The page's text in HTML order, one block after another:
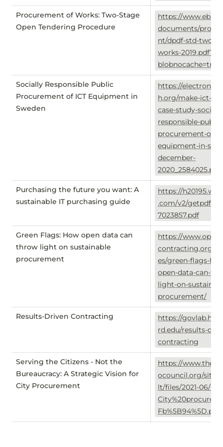
Procurement of Works: Two-Stage
Open Tendering Procedure
https://
documents/
nt/dpdf-std-two-
works-2019.pdf?
blobnocache=true
Socially Responsible Public
Procurement of ICT Equipment in
Sweden
https://
h.org/make-ict-
case-study-
responsible-
procurement-of-
equipment-in-
december-
2020_2584025.pdf
Purchasing the future you want: A
sustainable IT purchasing guide
https://
.com/v2/
7023857.pdf
Green Flags: How open data can
throw light on sustainable
procurement
https://www.open-
contracting.org/
es/green-flags-
open-data-can-
light-on-
procurement/
Results-Driven Contracting
https://
rd.edu/results-
contracting
Serving the Citizens - Not the
Bureaucracy: A Strategic Vision for
City Procurement
https://
ocouncil.org/sites/
lt/files/2021-06/
Fb%5B94%5D.pdf